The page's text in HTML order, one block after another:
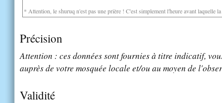
* Attention, le shuruq n'est pas une prière ! C'est simplement l'heure avant laquelle
Précision
Attention : ces données sont fournies à titre indicatif,
auprès de votre mosquée locale et/ou au moyen de
Validité